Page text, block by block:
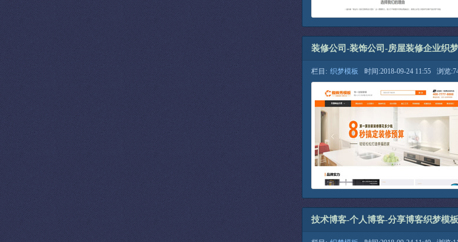
装修公司-装饰公司-房屋装修企业织
栏目: 织梦模板 时间:2018-09-24 11:55 浏览
技术博客-个人博客-分享博客织梦模板